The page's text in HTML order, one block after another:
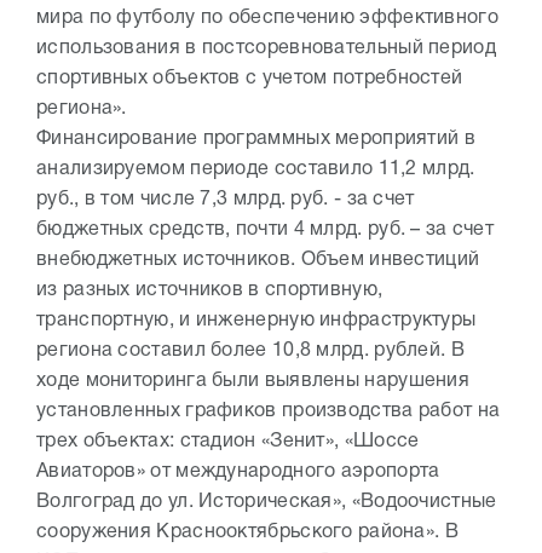
мира по футболу по обеспечению эффективного
использования в постсоревновательный период
спортивных объектов с учетом потребностей
региона».
Финансирование программных мероприятий в
анализируемом периоде составило 11,2 млрд.
руб., в том числе 7,3 млрд. руб. - за счет
бюджетных средств, почти 4 млрд. руб. – за счет
внебюджетных источников. Объем инвестиций
из разных источников в спортивную,
транспортную, и инженерную инфраструктуры
региона составил более 10,8 млрд. рублей. В
ходе мониторинга были выявлены нарушения
установленных графиков производства работ на
трех объектах: стадион «Зенит», «Шоссе
Авиаторов» от международного аэропорта
Волгоград до ул. Историческая», «Водоочистные
сооружения Краснооктябрьского района». В